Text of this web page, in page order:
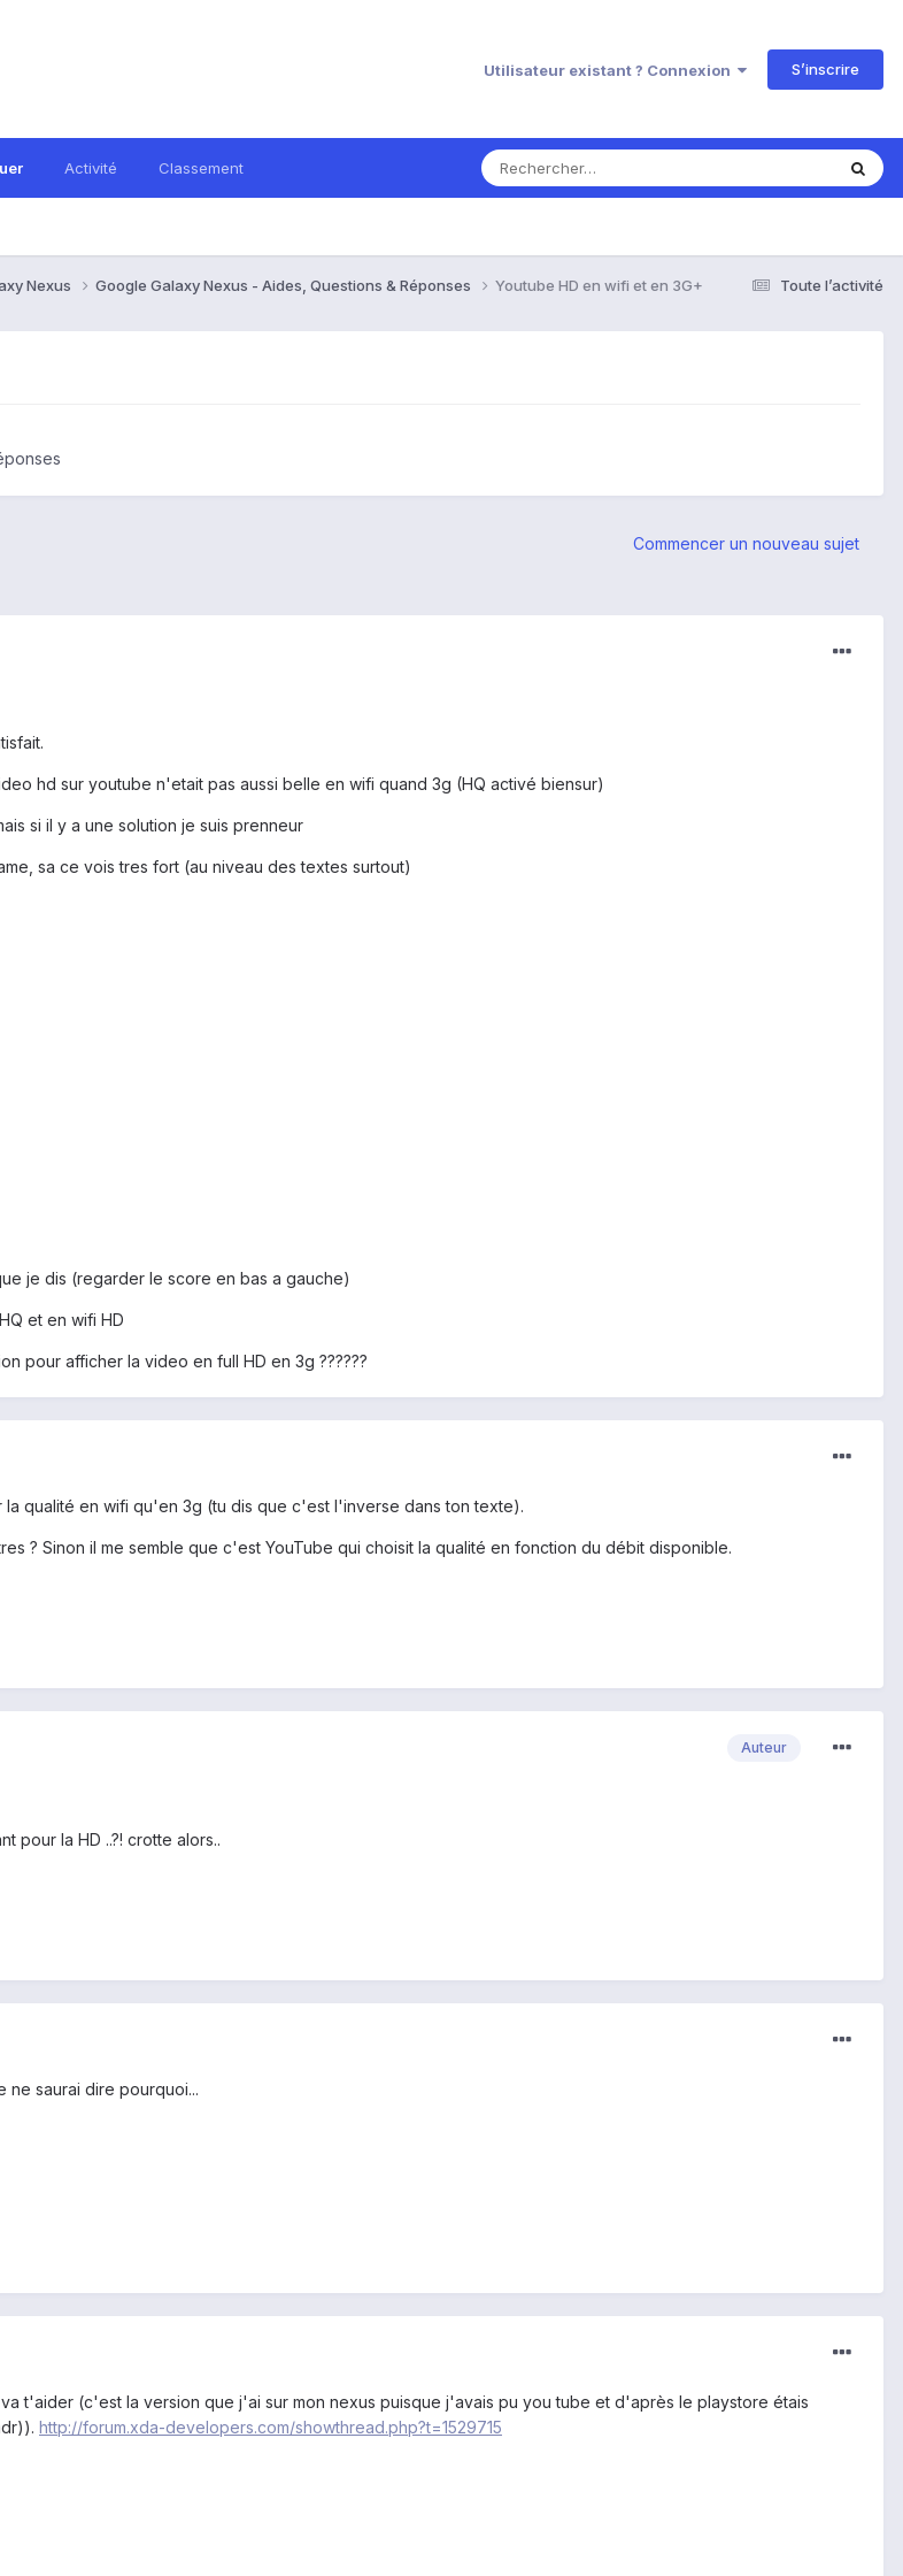
Utilisateur existant ? Connexion S’inscrire
Activité Classement
Toute l’activité
Nexus Google Galaxy Nexus - Aides, Questions & Réponses Youtube HD en wifi et en 3G+
Commencer un nouveau sujet
hd sur youtube n'etait pas aussi belle en wifi quand 3g (HQ activé biensur)
si il y a une solution je suis prenneur
sa ce vois tres fort (au niveau des textes surtout)
je dis (regarder le score en bas a gauche)
et en wifi HD
pour afficher la video en full HD en 3g ??????
qualité en wifi qu'en 3g (tu dis que c'est l'inverse dans ton texte).
? Sinon il me semble que c'est YouTube qui choisit la qualité en fonction du débit disponible.
Auteur
pour la HD ..?! crotte alors..
ne saurai dire pourquoi...
t'aider (c'est la version que j'ai sur mon nexus puisque j'avais pu you tube et d'après le playstore étais
http://forum.xda-developers.com/showthread.php?t=1529715